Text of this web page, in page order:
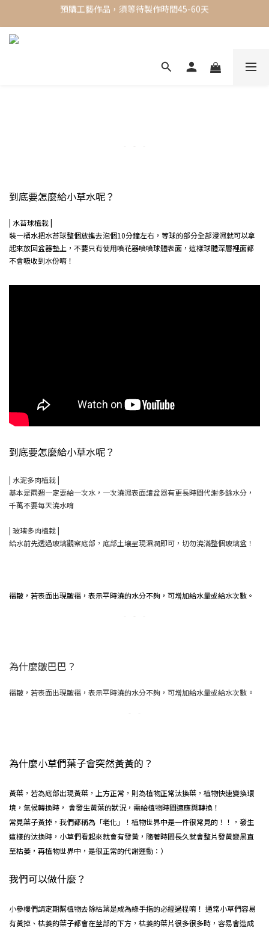
✨ 現貨專區 ✨ 一週內出貨，限時買三送一
預購工藝作品，須等待製作時間45-60天
✨ 現貨專區 ✨ 一週內出貨，限時買三送一
到底要怎麼給小草水呢？
| 水苔球植栽 |
裝一桶水把水苔球整個放進去泡個10分鐘左右，等球的部分全部浸濕就可以拿
起來放回盆器墊上，不要只有使用噴花器噴噴球體表面，這樣球體深層裡面都
不會吸收到水份唷！
到底要怎麼給小草水呢？
| 水泥多肉植栽 |
基本是兩週一定要給一次水，一次澆濕表面讓盆器有更長時間代謝多餘水分，
千萬不要每天澆水唷
| 玻璃多肉植栽 |
給水前先透過玻璃觀察底部，底部土壤呈現濕潤即可，切勿澆滿整個玻璃盆！
褶皺，若表面出現皺褶，表示平時澆的水分不夠，可增加給水量或給水次數。
為什麼皺巴巴？
褶皺，若表面出現皺褶，表示平時澆的水分不夠，可增加給水量或給水次數 。
為什麼小草們葉子會突然黃黃的？
黃葉，若為底部出現黃葉，上方正常，則為植物正常汰換葉，植物快速變換環
境，氣候轉換時， 會發生黃葉的狀況，需給植物時間適應與轉換！
常見葉子黃掉，我們都稱為「老化」！植物世界中是一件很常見的！！，發生
這樣的汰換時，小草們看起來就會有發黃，隨著時間長久就會整片發黃變黑直
至枯萎，再植物世界中，是很正常的代謝運動：）
我們可以做什麼？
小參樓們請定期幫植物去除枯葉是成為綠手指的必經過程唷！ 通常小草們容易
有黃掉、枯萎的葉子都會在莖部的下方，枯萎的葉片很多很多時，容易會造成